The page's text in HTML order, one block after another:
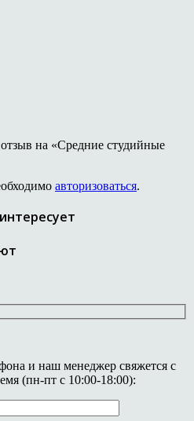
на «Средние студийные
авторизоваться.
и наш менеджер свяжется с
(пн-пт с 10:00-18:00):